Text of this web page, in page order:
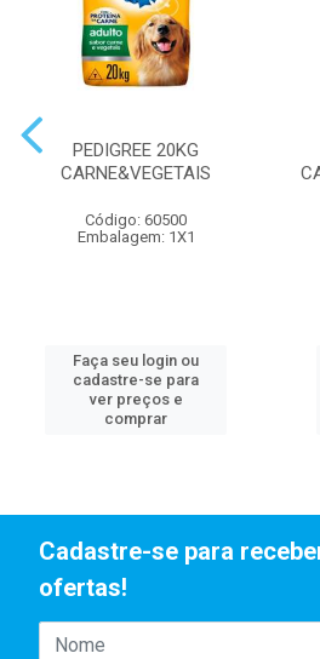
PEDIGREE 20KG
CARNE&VEGETAIS
Código: 60500
Embalagem: 1X1
Faça seu login ou
cadastre-se para
ver preços e
comprar
Cadastre-se para
ofertas!